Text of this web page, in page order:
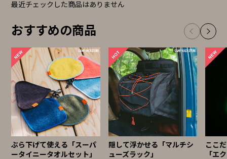
最近チェックした商品はありません
おすすめの商品
ぶら下げて使える「スーパ
ータイニータオルセット」
隠して浮かせる「マルチシ
ューズラック」
ここ
「エ